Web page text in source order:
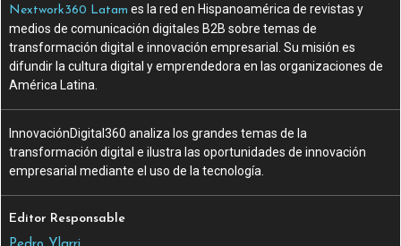
Nextwork360 Latam es la red en Hispanoamérica de revistas y
medios de comunicación digitales B2B sobre temas de
transformación digital e innovación empresarial. Su misión es
difundir la cultura digital y emprendedora en las organizaciones de
América Latina.
InnovaciónDigital360 analiza los grandes temas de la
transformación digital e ilustra las oportunidades de innovación
empresarial mediante el uso de la tecnología.
Editor Responsable